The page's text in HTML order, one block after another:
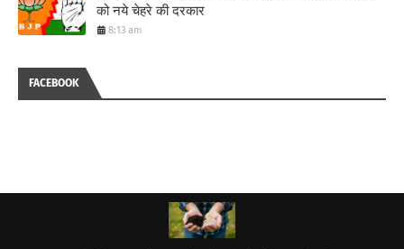
को नये चेहरे की दरकार
8:13 am
FACEBOOK